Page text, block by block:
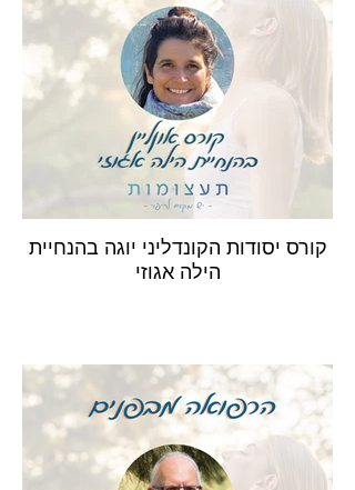
קורס יסודות הקונדליני יוגה בהנחיית
הילה אגוזי